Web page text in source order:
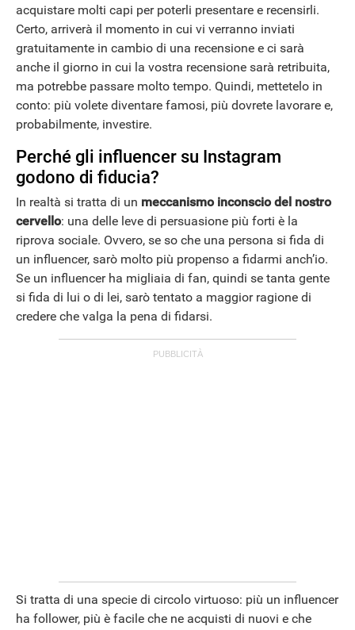
acquistare molti capi per poterli presentare e recensirli.
Certo, arriverà il momento in cui vi verranno inviati
gratuitamente in cambio di una recensione e ci sarà
anche il giorno in cui la vostra recensione sarà retribuita,
ma potrebbe passare molto tempo. Quindi, mettetelo in
conto: più volete diventare famosi, più dovrete lavorare e,
probabilmente, investire.
Perché gli influencer su Instagram
godono di fiducia?
In realtà si tratta di un meccanismo inconscio del nostro
cervello: una delle leve di persuasione più forti è la
riprova sociale. Ovvero, se so che una persona si fida di
un influencer, sarò molto più propenso a fidarmi anch’io.
Se un influencer ha migliaia di fan, quindi se tanta gente
si fida di lui o di lei, sarò tentato a maggior ragione di
credere che valga la pena di fidarsi.
Si tratta di una specie di circolo virtuoso: più un influencer
ha follower, più è facile che ne acquisti di nuovi e che